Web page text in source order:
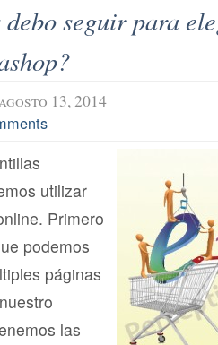
seguir para
13, 2014
utilizar
Primero
podemos
páginas
las